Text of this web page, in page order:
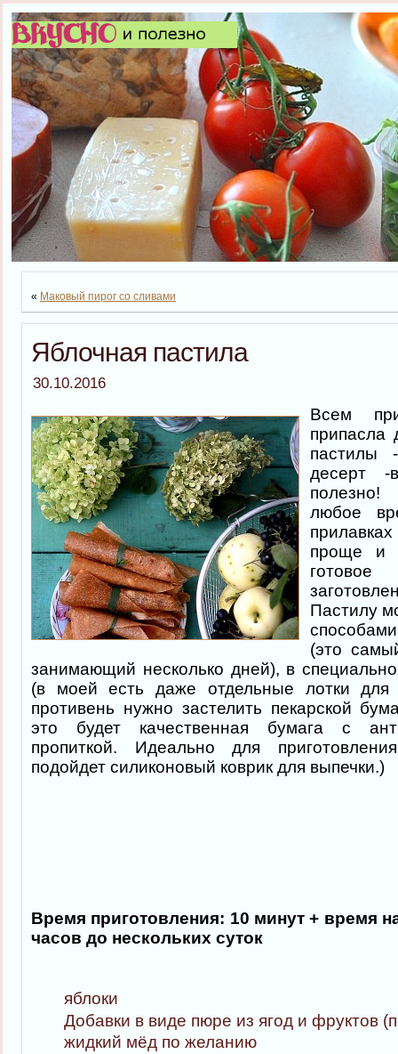
« Маковый пирог со сливами
Яблочная пастила
30.10.2016
Всем
припасла
пастилы
десерт -
любое
проще и
Пастилу
(это
занимающий несколько дней), в
(в моей есть даже отдельные лотки для
противень нужно застелить пекарской
это будет качественная бумага с
пропиткой. Идеально для
подойдет силиконовый коврик для выпечки.)
Время приготовления: 10 минут + время
часов до нескольких суток
яблоки
Добавки в виде пюре из ягод и фруктов
жидкий мёд по желанию